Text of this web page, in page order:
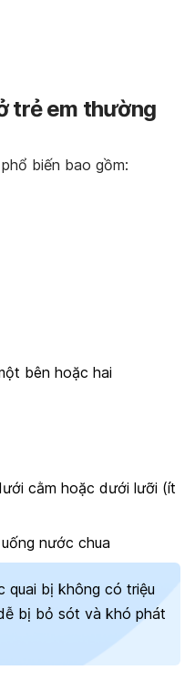
trẻ em thường
biến bao gồm:
bên hoặc hai
cằm hoặc dưới lưỡi (ít
nước chua
quai bị không có triệu
bị bỏ sót và khó phát